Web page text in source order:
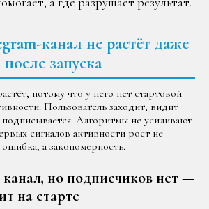
канал не растёт даже
после запуска
потому что у него нет стартовой
Пользователь заходит, видит
Алгоритмы не усиливают
сигналов активности рост не
ошибка, а закономерность.
но подписчиков нет —
на старте